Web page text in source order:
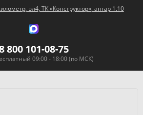
вл4, ТК «Конструктор», ангар 1.10
800 101-08-75
09:00 - 18:00 (по МСК)